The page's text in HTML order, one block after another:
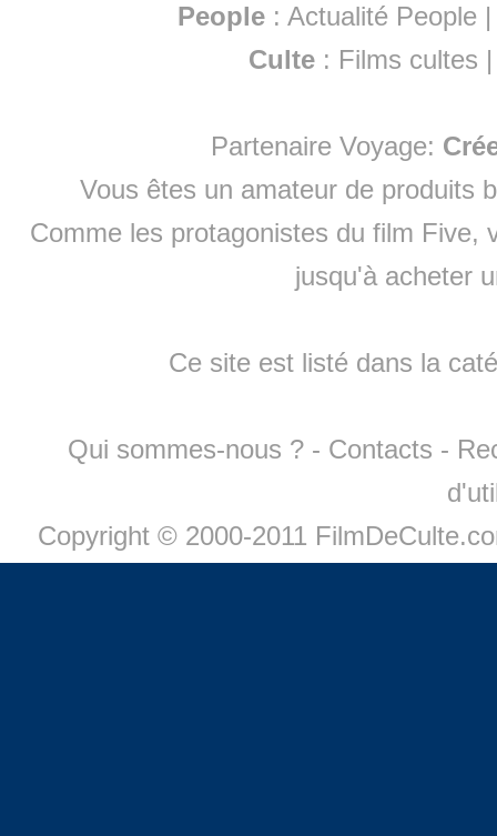
People :Actualité People
Culte : Films cultes
Partenaire Voyage:
Vous êtes un amateur de produits
Comme les protagonistes du film Five,
jusqu'à acheter
Ce site est listé dans la
Qui sommes-nous ? - Contacts -
Copyright © 2000-2011